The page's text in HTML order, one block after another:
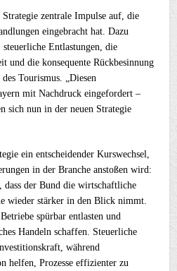
zentrale Impulse auf, die
eingebracht hat. Dazu
Entlastungen, die
und die konsequente Rückbesinnung
Tourismus. „Diesen
mit Nachdruck eingefordert –
sich nun in der neuen Strategie
ein entscheidender Kurswechsel,
in der Branche anstoßen wird:
dass der Bund die wirtschaftliche
wieder stärker in den Blick nimmt.
spürbar entlasten und
Handeln schaffen. Steuerliche
während
helfen, Prozesse effizienter zu